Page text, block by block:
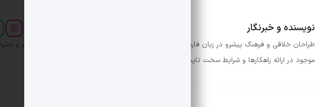
نویسنده و خبرنگار
طراحان خلاقی و فرهنگ پیشرو در زبان فارسی ایجاد کرد. در این صورت می توان امید داشت که تمام و
موجود در ارائه راهکارها و شرایط سخت تایپ به پایان رسد.